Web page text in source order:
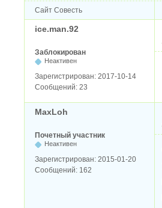
Сайт Совесть
ice.man.92
Заблокирован
Неактивен
Зарегистрирован: 2017-10-14
Сообщений: 23
MaxLoh
Почетный участник
Неактивен
Зарегистрирован: 2015-01-20
Сообщений: 162